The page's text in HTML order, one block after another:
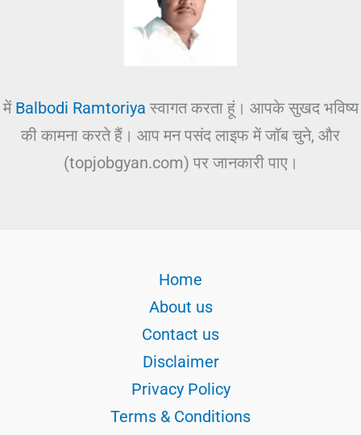
में Balbodi Ramtoriya स्वागत करता हूं। आपके सुखद भविष्य
की कामना करते हैं। आप मन पसंद लाइफ में जॉब चुने, और
(topjobgyan.com) पर जानकारी पाए।
Home
About us
Contact us
Disclaimer
Privacy Policy
Terms & Conditions